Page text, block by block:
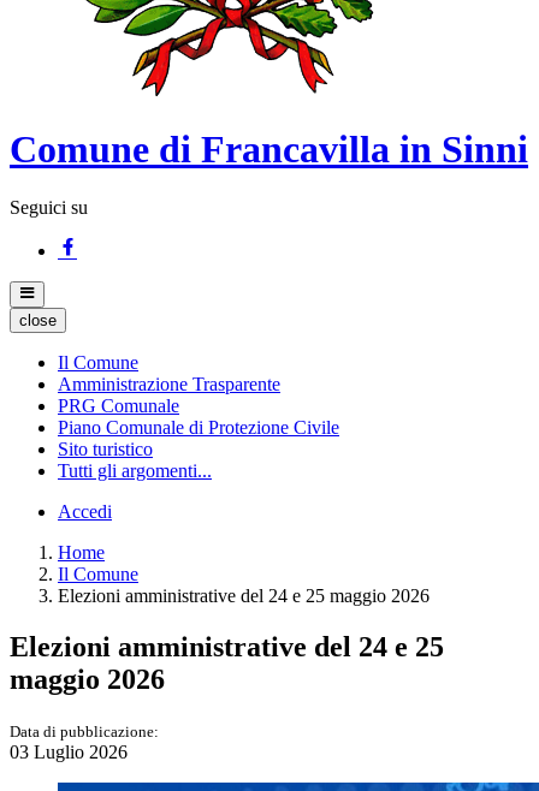
Comune di Francavilla in Sinni
Seguici su
close
Il Comune
Amministrazione Trasparente
PRG Comunale
Piano Comunale di Protezione Civile
Sito turistico
Tutti gli argomenti...
Accedi
Home
Il Comune
Elezioni amministrative del 24 e 25 maggio 2026
Elezioni amministrative del 24 e 25
maggio 2026
Data di pubblicazione:
03 Luglio 2026